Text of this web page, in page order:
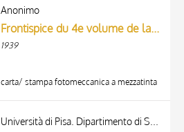
MATERIA E TECNICA
Anonimo
Frontispice du 4e volume de la Bible. - (Valenciennes Ms 4, f° 4 v°)
1939
carta/ stampa fotomeccanica a mezzatinta